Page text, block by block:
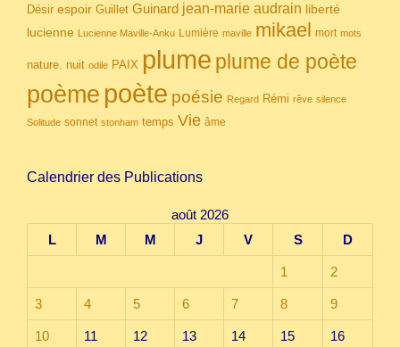
Désir espoir Guillet Guinard jean-marie audrain liberté
lucienne Lucienne Maville-Anku Lumière maville mikael mort mots
nature. nuit odile PAIX plume plume de poète
poème poète poésie Regard Rémi rêve silence
Solitude sonnet stonham temps Vie âme
Calendrier des Publications
août 2026
L
M M J V S D
1 2
3 4 5 6 7 8 9
10 11 12 13 14 15 16